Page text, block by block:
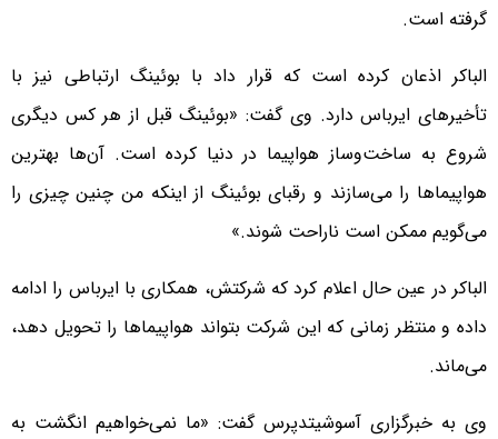
گرفته است.
الباکر اذعان کرده است که قرار داد با بوئینگ ارتباطی نیز با
تأخیرهای ایرباس دارد. وی گفت: «بوئینگ قبل از هر کس دیگری
شروع به ساخت‌وساز هواپیما در دنیا کرده است. آن‌ها بهترین
هواپیماها را می‌سازند و رقبای بوئینگ از اینکه من چنین چیزی را
می‌گویم ممکن است ناراحت شوند.»
الباکر در عین حال اعلام کرد که شرکتش، همکاری با ایرباس را ادامه
داده و منتظر زمانی که این شرکت بتواند هواپیماها را تحویل دهد،
می‌ماند.
وی به خبرگزاری آسوشیتدپرس گفت: «ما نمی‌خواهیم انگشت به